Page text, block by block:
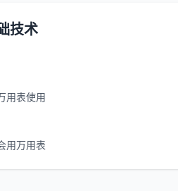
技术
用表使用
用万用表